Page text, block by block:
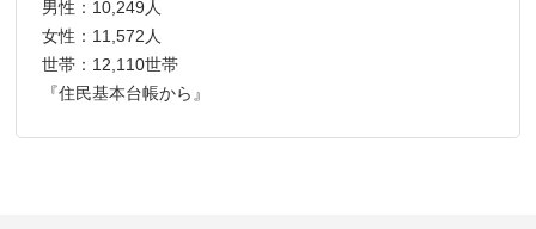
男性：10,249人
女性：11,572人
世帯：12,110世帯
『住民基本台帳から』